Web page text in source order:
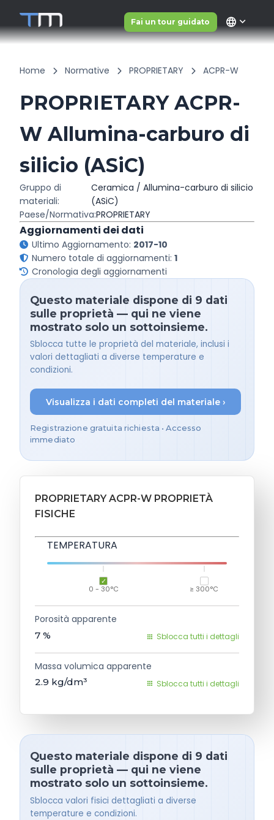
Fai un tour guidato language
Home Normative PROPRIETARY ACPR-W
PROPRIETARY ACPR-
W Allumina-carburo di
silicio (ASiC)
Gruppo di
materiali:
Ceramica / Allumina-carburo di silicio
(ASiC)
Paese/Normativa:PROPRIETARY
Aggiornamenti dei dati
Ultimo Aggiornamento: 2017-10
Numero totale di aggiornamenti: 1
Cronologia degli aggiornamenti
Questo materiale dispone di 9 dati
sulle proprietà — qui ne viene
mostrato solo un sottoinsieme.
Sblocca tutte le proprietà del materiale, inclusi i
valori dettagliati a diverse temperature e
condizioni.
Visualizza i dati completi del materiale ›
Registrazione gratuita richiesta • Accesso
immediato
PROPRIETARY ACPR-W PROPRIETÀ
FISICHE
TEMPERATURA
0 - 30°C ≥ 300°C
Porosità apparente
7 % Sblocca tutti i dettagli
Massa volumica apparente
2.9 kg/dm³ Sblocca tutti i dettagli
Questo materiale dispone di 9 dati
sulle proprietà — qui ne viene
mostrato solo un sottoinsieme.
Sblocca valori fisici dettagliati a diverse
temperature e condizioni.